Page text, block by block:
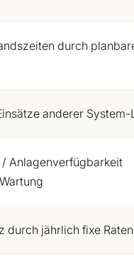
durch
anderer System-
Anlagenverfügbarkeit
durch jährlich fixe Raten